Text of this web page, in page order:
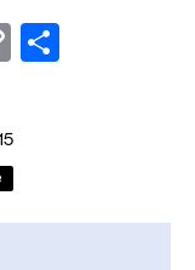
C
p
y
Li
n